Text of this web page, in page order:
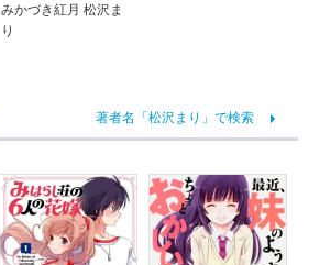
みかづき紅月 松沢ま
り
著者名「松沢まり」で検索